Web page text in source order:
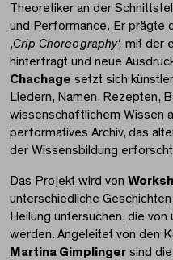
Theoretiker an der
und Performance. Er prägte
‚Crip Choreography‘, mit der
hinterfragt und neue
Chachage setzt sich
Liedern, Namen, Rezepten,
wissenschaftlichem Wissen
performatives Archiv, das
der Wissensbildung
Das Projekt wird von
unterschiedliche
Heilung untersuchen, die
werden. Angeleitet von den
Martina Gimplinger sind